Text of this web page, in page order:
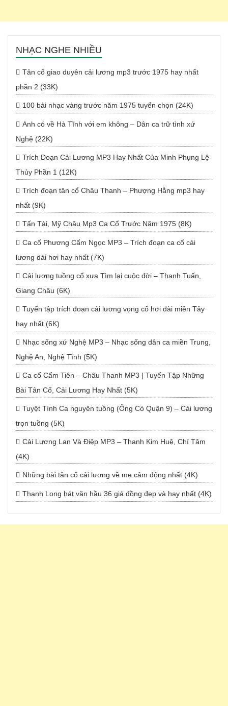
NHẠC NGHE NHIỀU
Tân cổ giao duyên cải lương mp3 trước 1975 hay nhất
phần 2 (33K)
100 bài nhạc vàng trước năm 1975 tuyển chọn (24K)
Anh có về Hà Tĩnh với em không – Dân ca trữ tình xứ
Nghệ (22K)
Trích Đoạn Cải Lương MP3 Hay Nhất Của Minh Phụng Lệ
Thủy Phần 1 (12K)
Trích đoạn tân cổ Châu Thanh – Phượng Hằng mp3 hay
nhất (9K)
Tấn Tài, Mỹ Châu Mp3 Ca Cổ Trước Năm 1975 (8K)
Ca cổ Phương Cẩm Ngọc MP3 – Trích đoạn ca cổ cải
lương dài hơi hay nhất (7K)
Cải lương tuồng cổ xưa Tìm lại cuộc đời – Thanh Tuấn,
Giang Châu (6K)
Tuyển tập trích đoạn cải lương vọng cổ hơi dài miền Tây
hay nhất (6K)
Nhạc sống xứ Nghệ MP3 – Nhạc sống dân ca miền Trung,
Nghệ An, Nghệ Tĩnh (5K)
Ca cổ Cẩm Tiên – Châu Thanh MP3 | Tuyển Tập Những
Bài Tân Cổ, Cải Lương Hay Nhất (5K)
Tuyệt Tình Ca nguyên tuồng (Ông Cò Quận 9) – Cải lương
trọn tuồng (5K)
Cải Lương Lan Và Điệp MP3 – Thanh Kim Huệ, Chí Tâm
(4K)
Những bài tân cổ cải lương về mẹ cảm động nhất (4K)
Thanh Long hát văn hầu 36 giá đồng đẹp và hay nhất (4K)